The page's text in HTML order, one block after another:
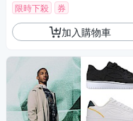
限時下殺 券
加入購物車